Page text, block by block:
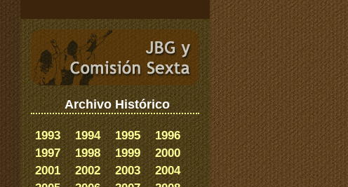
Archivo Histórico
1993 1994 1995
1996
1997
1998 1999
2000
2001
2002 2003
2004